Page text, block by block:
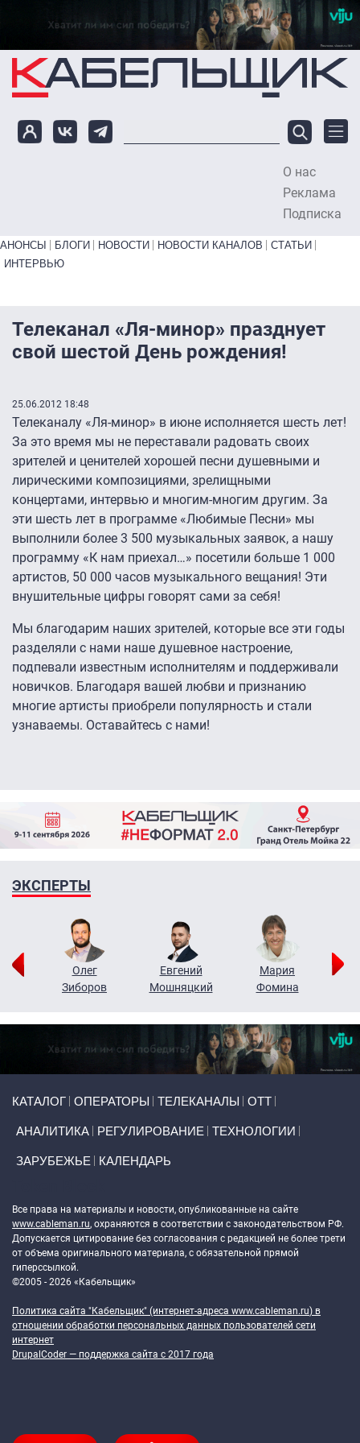
Перейти к основному содержанию
О нас
Реклама
Подписка
Primary links bottom
АНОНСЫ БЛОГИ НОВОСТИ НОВОСТИ КАНАЛОВ
СТАТЬИ
ИНТЕРВЬЮ
Телеканал «Ля-минор» празднует
свой шестой День рождения!
25.06.2012 18:48
Телеканалу «Ля-минор» в июне исполняется шесть лет!
За это время мы не переставали радовать своих
зрителей и ценителей хорошей песни душевными и
лирическими композициями, зрелищными
концертами, интервью и многим-многим другим. За
эти шесть лет в программе «Любимые Песни» мы
выполнили более 3 500 музыкальных заявок, а нашу
программу «К нам приехал…» посетили больше 1 000
артистов, 50 000 часов музыкального вещания! Эти
внушительные цифры говорят сами за себя!
Мы благодарим наших зрителей, которые все эти годы
разделяли с нами наше душевное настроение,
подпевали известным исполнителям и поддерживали
новичков. Благодаря вашей любви и признанию
многие артисты приобрели популярность и стали
узнаваемы. Оставайтесь с нами!
ЭКСПЕРТЫ
Олег
Зиборов
Евгений
Мошняцкий
Мария
Фомина
КАТАЛОГ ОПЕРАТОРЫ ТЕЛЕКАНАЛЫ ОТТ
АНАЛИТИКА РЕГУЛИРОВАНИЕ ТЕХНОЛОГИИ
ЗАРУБЕЖЬЕ КАЛЕНДАРЬ
Все права на материалы и новости, опубликованные на сайте
www.cableman.ru, охраняются в соответствии с законодательством РФ.
Допускается цитирование без согласования с редакцией не более трети
от объема оригинального материала, с обязательной прямой
гиперссылкой.
©2005 - 2026 «Кабельщик»
Политика сайта "Кабельщик" (интернет-адреса www.cableman.ru) в
отношении обработки персональных данных пользователей сети
интернет
DrupalCoder — поддержка сайта c 2017 года